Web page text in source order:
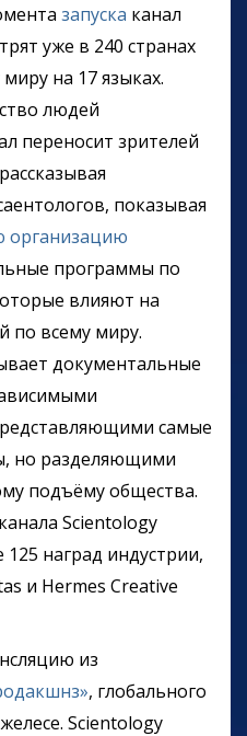
запуска канал
уже в 240 странах
на 17 языках.
людей
переносит зрителей
показывая
организацию
программы по
влияют на
по всему миру.
документальные
самые
но разделяющими
подъёму общества.
Scientology
наград индустрии,
и Hermes Creative
из
, глобального
Scientology